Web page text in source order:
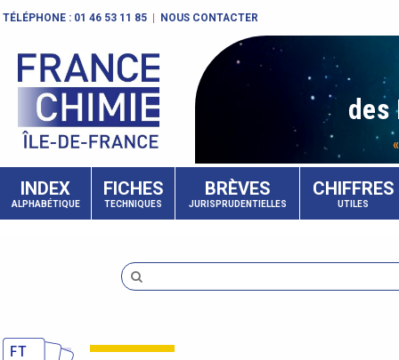
TÉLÉPHONE : 01 46 53 11 85 NOUS CONTACTER
des
INDEX
ALPHABÉTIQUE
FICHES
TECHNIQUES
BRÈVES
JURISPRUDENTIELLES
CHIFFRES
UTILES